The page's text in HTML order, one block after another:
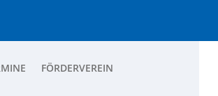
FÖRDERVEREIN